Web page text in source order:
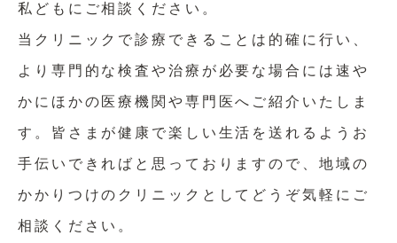
私どもにご相談ください。
当クリニックで診療できることは的確に行い、
より専門的な検査や治療が必要な場合には速や
かにほかの医療機関や専門医へご紹介いたしま
す。皆さまが健康で楽しい生活を送れるようお
手伝いできればと思っておりますので、地域の
かかりつけのクリニックとしてどうぞ気軽にご
相談ください。